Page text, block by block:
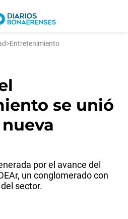
>Entretenimiento
se unió
por el avance del
un conglomerado con
sector.